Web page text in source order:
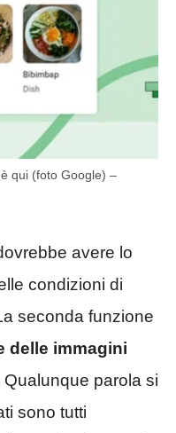
qui (foto Google) –
avere lo
condizioni di
seconda funzione
delle immagini
parola si
sono tutti